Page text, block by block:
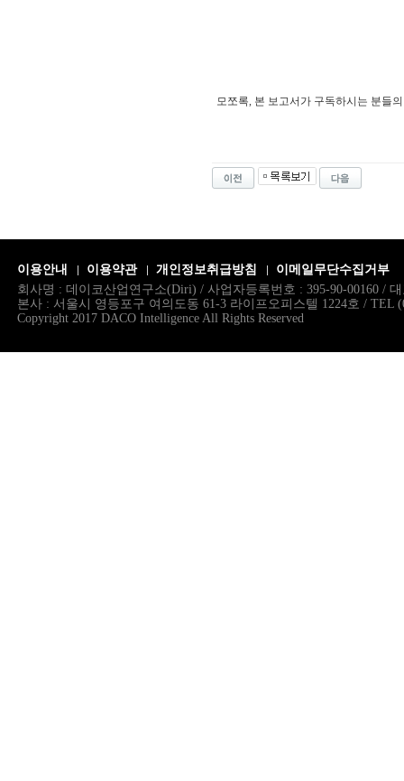
모쪼록, 본 보고서가 구독하시는 분들
이용안내 이용약관 개인정보취급방침
이메일무단수집거부
회사명 : 데이코산업연구소(Diri) / 사업자등록번호 : 395-90-00160 /
본사 : 서울시 영등포구 여의도동 61-3 라이프오피스텔 1224호 / TEL
Copyright 2017 DACO Intelligence All Rights Reserved